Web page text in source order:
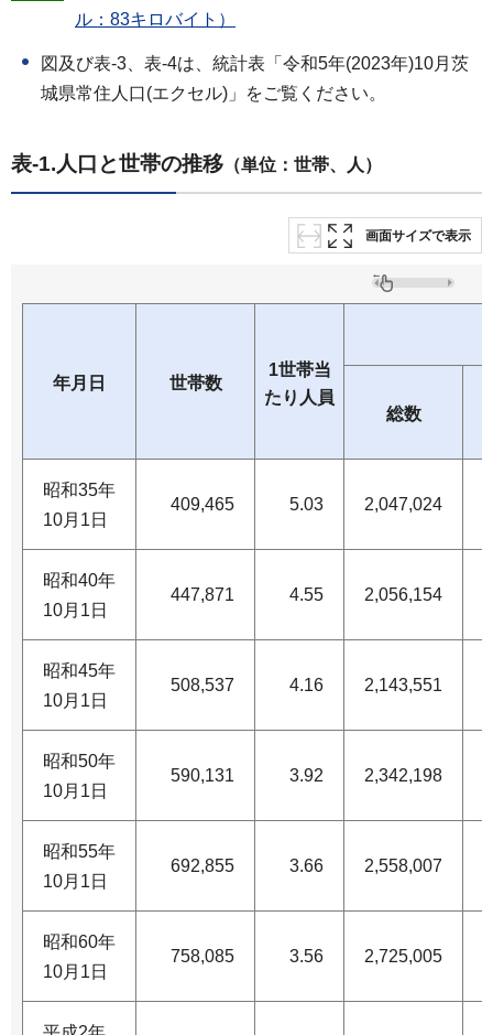
ル：83キロバイト）
図及び表-3、表-4は、統計表「令和5年(2023年)10月茨
城県常住人口(エクセル)」をご覧ください。
表-1.人口と世帯の推移 （単位：世帯、人）
画面サイズで表示
年月日 世帯数
1世帯当
たり人員
総数
昭和35年
10月1日
409,465 5.03 2,047,024
昭和40年
10月1日
447,871 4.55 2,056,154
昭和45年
10月1日
508,537 4.16 2,143,551
昭和50年
10月1日
590,131 3.92 2,342,198
昭和55年
10月1日
692,855 3.66 2,558,007
昭和60年
10月1日
758,085 3.56 2,725,005